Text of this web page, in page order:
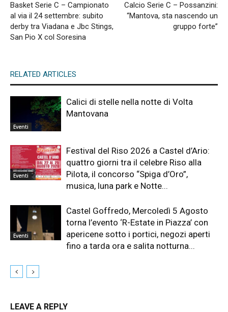
Basket Serie C – Campionato
al via il 24 settembre: subito
derby tra Viadana e Jbc Stings,
San Pio X col Soresina
Calcio Serie C – Possanzini:
“Mantova, sta nascendo un
gruppo forte”
RELATED ARTICLES
Eventi
Calici di stelle nella notte di Volta
Mantovana
Eventi
Festival del Riso 2026 a Castel d’Ario:
quattro giorni tra il celebre Riso alla
Pilota, il concorso “Spiga d’Oro”,
musica, luna park e Notte...
Eventi
Castel Goffredo, Mercoledì 5 Agosto
torna l’evento ‘R-Estate in Piazza’ con
apericene sotto i portici, negozi aperti
fino a tarda ora e salita notturna...
LEAVE A REPLY